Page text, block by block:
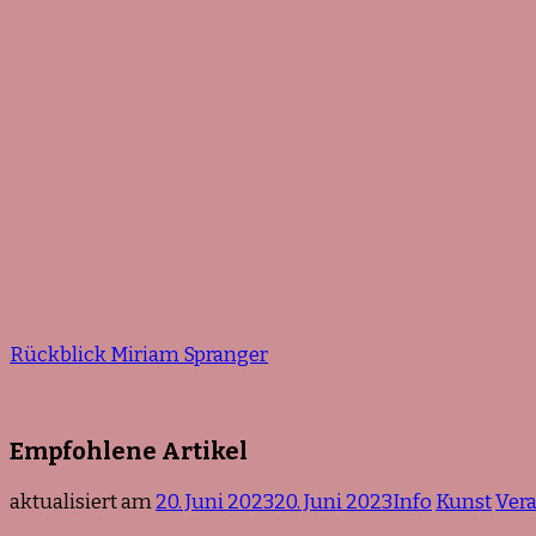
Rückblick Miriam Spranger
Empfohlene Artikel
aktualisiert am20. Juni 202320. Juni 2023Info Kunst